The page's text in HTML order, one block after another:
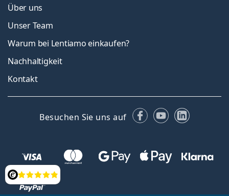
Bewertung
Über uns
Unser Team
Warum bei Lentiamo einkaufen?
Nachhaltigkeit
Kontakt
Besuchen Sie uns auf Facebook
YouTubeLinkedIn